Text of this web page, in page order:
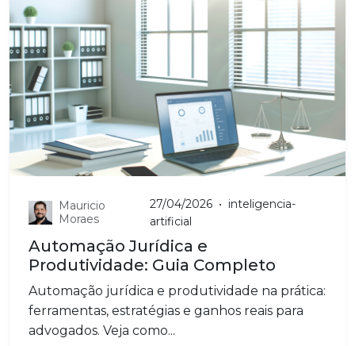
Mauricio
Moraes
27/04/2026 • inteligencia-
artificial
Automação Jurídica e
Produtividade: Guia Completo
Automação jurídica e produtividade na prática:
ferramentas, estratégias e ganhos reais para
advogados. Veja como...